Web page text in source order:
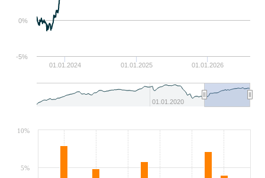
01.01.2024 01.01.2025 01.01.2026
01.01.2020
0%
-5%
5%
10%